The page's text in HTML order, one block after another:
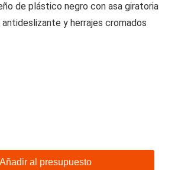
de plástico negro con asa giratoria
antideslizante y herrajes cromados
Añadir al presupuesto